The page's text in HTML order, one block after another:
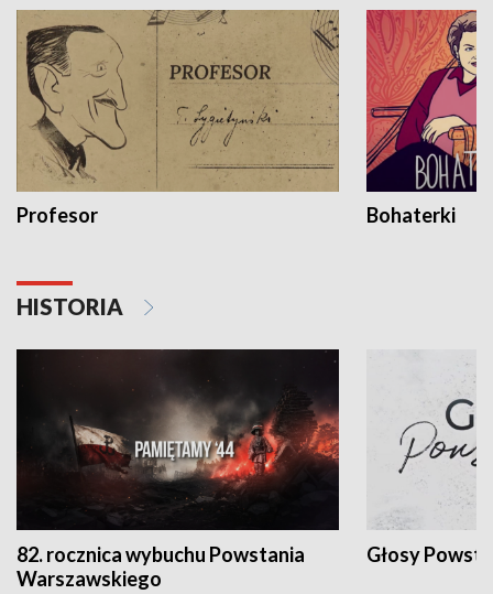
Profesor Bohaterki
HISTORIA
82. rocznica wybuchu Powstania
Warszawskiego
Głosy